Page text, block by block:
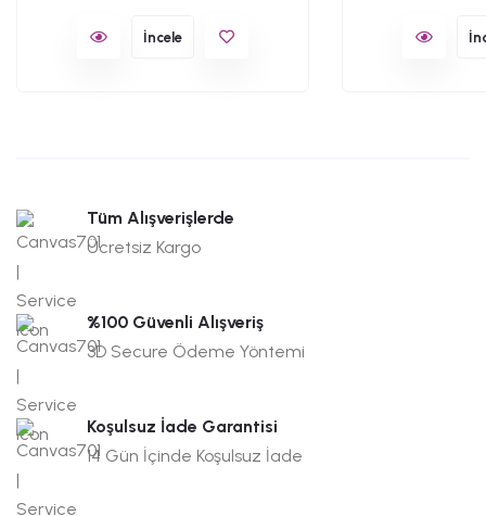
İncele
Tüm Alışverişlerde
Ücretsiz Kargo
%100 Güvenli Alışveriş
3D Secure Ödeme Yöntemi
Koşulsuz İade Garantisi
14 Gün İçinde Koşulsuz İade